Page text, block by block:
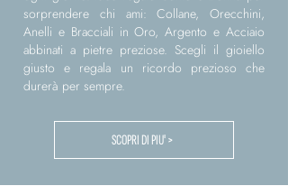
sorprendere chi ami: Collane, Orecchini,
Anelli e Bracciali in Oro, Argento e Acciaio
abbinati a pietre preziose. Scegli il gioiello
giusto e regala un ricordo prezioso che
durerà per sempre.
SCOPRI DI PIU' >